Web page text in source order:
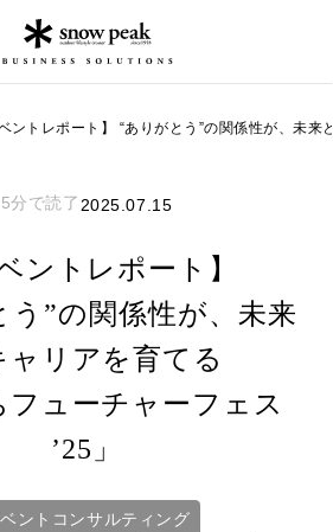
ベントレポート】 “ありがとう”の関係性が、未
5分で読了 2025.07.15
ントレポート】
う”の関係性が、未来
ャリアを育てる
フューチャーフェス
’25」
ントコンサルティング